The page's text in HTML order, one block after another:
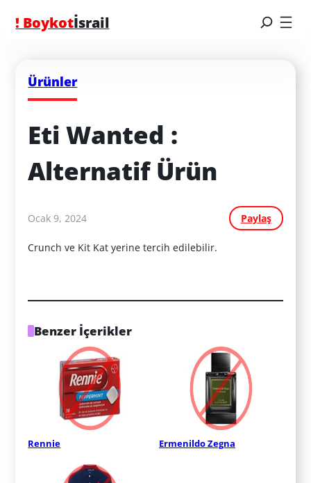
! Boykotİsrail
Ürünler
Eti Wanted :
Alternatif Ürün
Ocak 9, 2024 Paylaş
Crunch ve Kit Kat yerine tercih edilebilir.
Benzer İçerikler
Rennie Ermenildo Zegna